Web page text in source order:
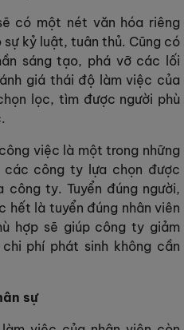
có một nét văn hóa riêng
kỷ luật, tuân thủ. Cũng có
sáng tạo, phá vỡ các lối
giá thái độ làm việc của
lọc, tìm được người phù
việc là một trong những
công ty lựa chọn được
công ty. Tuyển đúng người,
hết là tuyển đúng nhân viên
hợp sẽ giúp công ty giảm
phí phát sinh không cần
sự